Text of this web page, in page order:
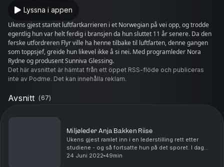
Lyssna i appen
Ukens gjest startet luftfartkarrieren i et Norwegian på vei opp, og trodde
egentlig hun var helt ferdig i bransjen da hun sluttet 11 år senere. Da den
ferske utfordreren Flyr ville ha henne tilbake til luftfarten, denne gangen
som toppsjef, greide hun likevel ikke å si nei. Med programleder Nora
Rydne og produsent Sunniva Glessing.
Det här avsnittet är hämtat från ett öppet RSS-flöde och publiceras
inte av Podme. Det kan innehålla reklam.
Avsnitt (67)
Miljøleder Anja Bakken Riise
Ukens gjest ramlet inn i en lederstilling rett etter
studiene - og så fortsatte hun på det sporet. I dag
leder hun Framtiden i våre hender, en av Norges
24 Juni 2022 49min